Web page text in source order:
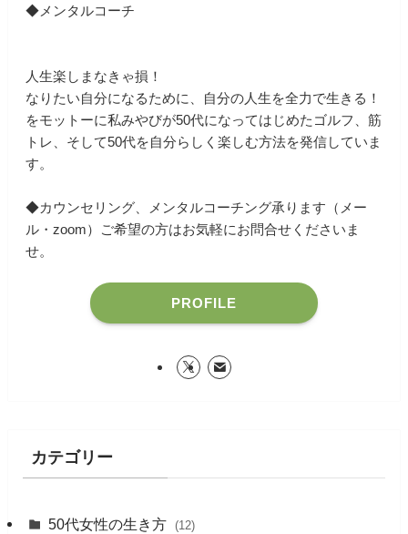
◆メンタルコーチ
人生楽しまなきゃ損！
なりたい自分になるために、自分の人生を全力で生きる！
をモットーに私みやびが50代になってはじめたゴルフ、筋
トレ、そして50代を自分らしく楽しむ方法を発信していま
す。
◆カウンセリング、メンタルコーチング承ります（メー
ル・zoom）ご希望の方はお気軽にお問合せくださいま
せ。
PROFILE
カテゴリー
50代女性の生き方 (12)